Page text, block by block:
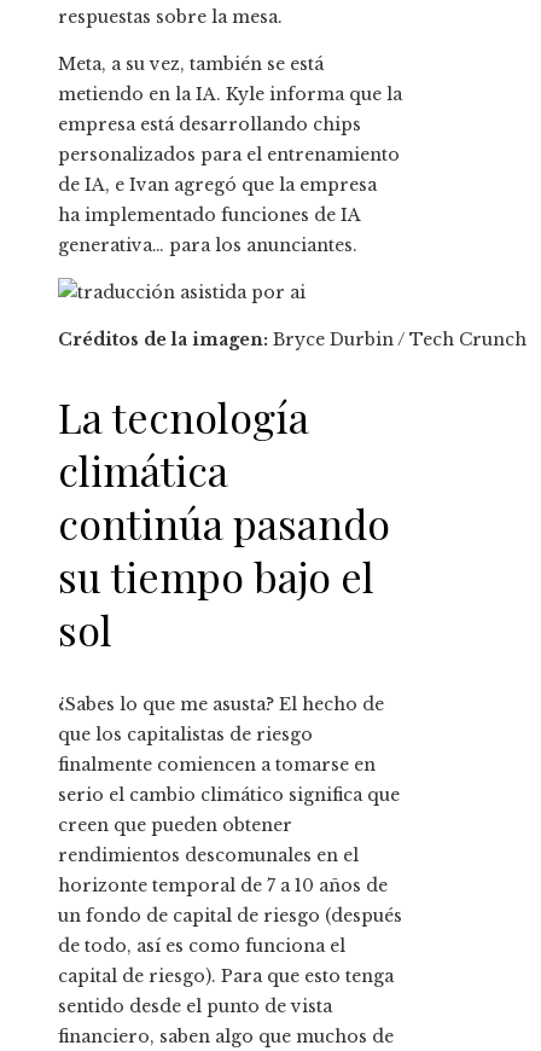
respuestas sobre la mesa.
Meta, a su vez, también se está
metiendo en la IA. Kyle informa que la
empresa está desarrollando chips
personalizados para el entrenamiento
de IA, e Ivan agregó que la empresa
ha implementado funciones de IA
generativa… para los anunciantes.
Créditos de la imagen: Bryce Durbin / Tech Crunch
La tecnología
climática
continúa pasando
su tiempo bajo el
sol
¿Sabes lo que me asusta? El hecho de
que los capitalistas de riesgo
finalmente comiencen a tomarse en
serio el cambio climático significa que
creen que pueden obtener
rendimientos descomunales en el
horizonte temporal de 7 a 10 años de
un fondo de capital de riesgo (después
de todo, así es como funciona el
capital de riesgo). Para que esto tenga
sentido desde el punto de vista
financiero, saben algo que muchos de